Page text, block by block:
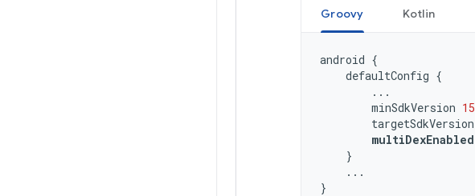
Groovy Kotlin
android {
defaultConfig {
...
minSdkVersion 15
targetSdkVersion
multiDexEnabled
}
...
}